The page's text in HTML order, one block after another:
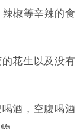
椒等辛辣的食
花生以及没有
酒，空腹喝酒